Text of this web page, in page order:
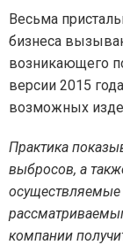
Весьма
бизнеса
возникающего
версии 2015
возможных
Практика
выбросов, а
осуществляемые
компании